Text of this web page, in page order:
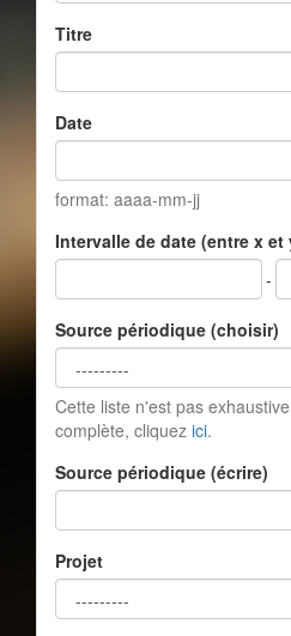
Titre
Date
format: aaaa-mm-jj
Intervalle de date (entre x et
-
Source périodique (choisir)
Cette liste n'est pas
complète, cliquez ici.
Source périodique (écrire)
Projet